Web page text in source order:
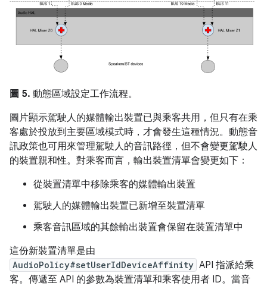
圖 5. 動態區域設定工作流程。
圖片顯示駕駛人的媒體輸出裝置已與乘客共用，但只有在乘
客處於投放到主要區域模式時，才會發生這種情況。動態音
訊政策也可用來管理駕駛人的音訊路徑，但不會變更駕駛人
的裝置親和性。對乘客而言，輸出裝置清單會變更如下：
從裝置清單中移除乘客的媒體輸出裝置
駕駛人的媒體輸出裝置已新增至裝置清單
乘客音訊區域的其餘輸出裝置會保留在裝置清單中
這份新裝置清單是由
AudioPolicy#setUserIdDeviceAffinity API 指派給乘
客。傳遞至 API 的參數為裝置清單和乘客使用者 ID。當音